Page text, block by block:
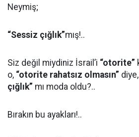
Neymiş;
“Sessiz çığlık”mış!..
Siz değil miydiniz İsrail’i “otorite”
o, “otorite rahatsız olmasın”
çığlık” mı moda oldu?..
Bırakın bu ayakları!..